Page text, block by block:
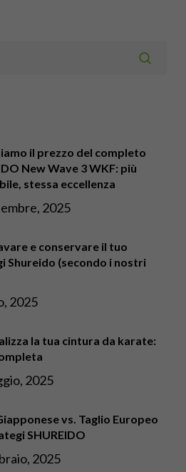
il prezzo del completo
New Wave 3 WKF: più
stessa eccellenza
2025
e conservare il tuo
Shureido (secondo i nostri
2025
la tua cintura da karate:
2025
vs. Taglio Europeo
SHUREIDO
2025